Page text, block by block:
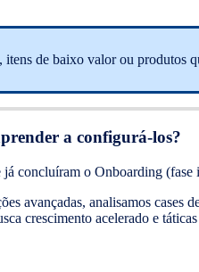
de baixo valor ou produtos
a configurá-los?
concluíram o Onboarding
avançadas, analisamos cases
crescimento acelerado e